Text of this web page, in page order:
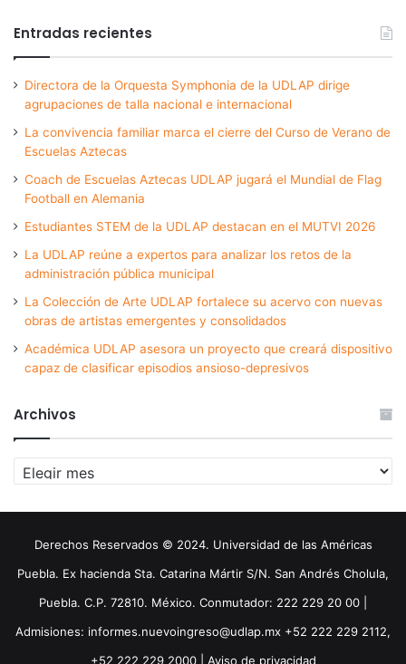
Entradas recientes
Directora de la Orquesta Symphonia de la UDLAP dirige
agrupaciones de talla nacional e internacional
La convivencia familiar marca el cierre del Curso de Verano de
Escuelas Aztecas
Coach de Escuelas Aztecas UDLAP jugará el Mundial de Flag
Football en Alemania
Estudiantes STEM de la UDLAP destacan en el MUTVI 2026
La UDLAP reúne a expertos para analizar los retos de la
administración pública municipal
La Colección de Arte UDLAP fortalece su acervo con nuevas
obras de artistas emergentes y consolidados
Académica UDLAP asesora un proyecto que creará dispositivo
capaz de clasificar episodios ansioso-depresivos
Archivos
Archivos
Derechos Reservados © 2024. Universidad de las Américas
Puebla. Ex hacienda Sta. Catarina Mártir S/N. San Andrés Cholula,
Puebla. C.P. 72810. México. Conmutador: 222 229 20 00 |
Admisiones: informes.nuevoingreso@udlap.mx +52 222 229 2112,
+52 222 229 2000 | Aviso de privacidad